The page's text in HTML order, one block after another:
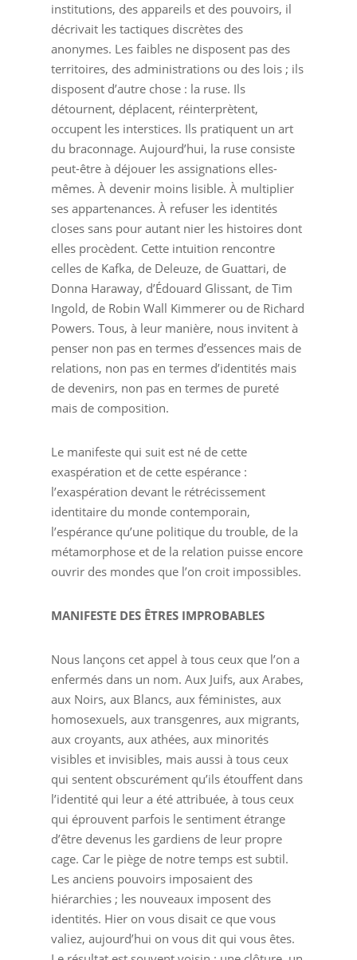
institutions, des appareils et des pouvoirs, il
décrivait les tactiques discrètes des
anonymes. Les faibles ne disposent pas des
territoires, des administrations ou des lois ; ils
disposent d’autre chose : la ruse. Ils
détournent, déplacent, réinterprètent,
occupent les interstices. Ils pratiquent un art
du braconnage. Aujourd’hui, la ruse consiste
peut-être à déjouer les assignations elles-
mêmes. À devenir moins lisible. À multiplier
ses appartenances. À refuser les identités
closes sans pour autant nier les histoires dont
elles procèdent. Cette intuition rencontre
celles de Kafka, de Deleuze, de Guattari, de
Donna Haraway, d’Édouard Glissant, de Tim
Ingold, de Robin Wall Kimmerer ou de Richard
Powers. Tous, à leur manière, nous invitent à
penser non pas en termes d’essences mais de
relations, non pas en termes d’identités mais
de devenirs, non pas en termes de pureté
mais de composition.
Le manifeste qui suit est né de cette
exaspération et de cette espérance :
l’exaspération devant le rétrécissement
identitaire du monde contemporain,
l’espérance qu’une politique du trouble, de la
métamorphose et de la relation puisse encore
ouvrir des mondes que l’on croit impossibles.
MANIFESTE DES ÊTRES IMPROBABLES
Nous lançons cet appel à tous ceux que l’on a
enfermés dans un nom. Aux Juifs, aux Arabes,
aux Noirs, aux Blancs, aux féministes, aux
homosexuels, aux transgenres, aux migrants,
aux croyants, aux athées, aux minorités
visibles et invisibles, mais aussi à tous ceux
qui sentent obscurément qu’ils étouffent dans
l’identité qui leur a été attribuée, à tous ceux
qui éprouvent parfois le sentiment étrange
d’être devenus les gardiens de leur propre
cage. Car le piège de notre temps est subtil.
Les anciens pouvoirs imposaient des
hiérarchies ; les nouveaux imposent des
identités. Hier on vous disait ce que vous
valiez, aujourd’hui on vous dit qui vous êtes.